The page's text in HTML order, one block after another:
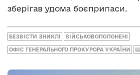
зберігав удома боєприпаси.
БЕЗВІСТИ ЗНИКЛІ ВІЙСЬКОВОПОЛОНЕНІ
ОФІС ГЕНЕРАЛЬНОГО ПРОКУРОРА УКРАЇНИ